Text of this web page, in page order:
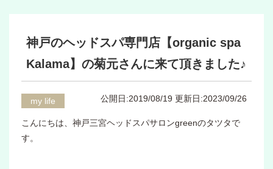
神戸のヘッドスパ専門店【organic spa
Kalama】の菊元さんに来て頂きました♪
my life 公開日:2019/08/19 更新日:2023/09/26
こんにちは、神戸三宮ヘッドスパサロンgreenのタツタで
す。